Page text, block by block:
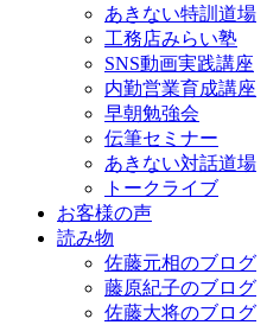
あきない特訓道場
工務店みらい塾
SNS動画実践講座
内勤営業育成講座
早朝勉強会
伝筆セミナー
あきない対話道場
トークライブ
お客様の声
読み物
佐藤元相のブログ
藤原紀子のブログ
佐藤大将のブログ